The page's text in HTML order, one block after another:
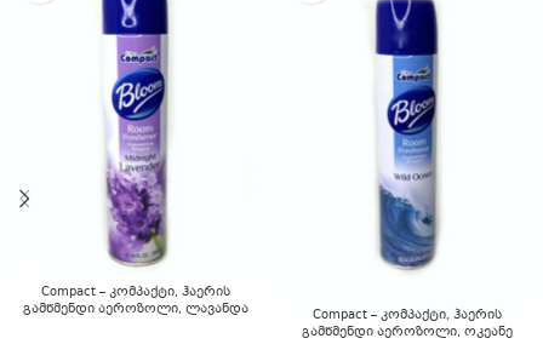
Compact – კომპაქტი, ჰაერის
გამწმენდი აეროზოლი, ლავანდა
Compact – კომპაქტი, ჰაერის
გამწმენდი აეროზოლი, ოკეანე